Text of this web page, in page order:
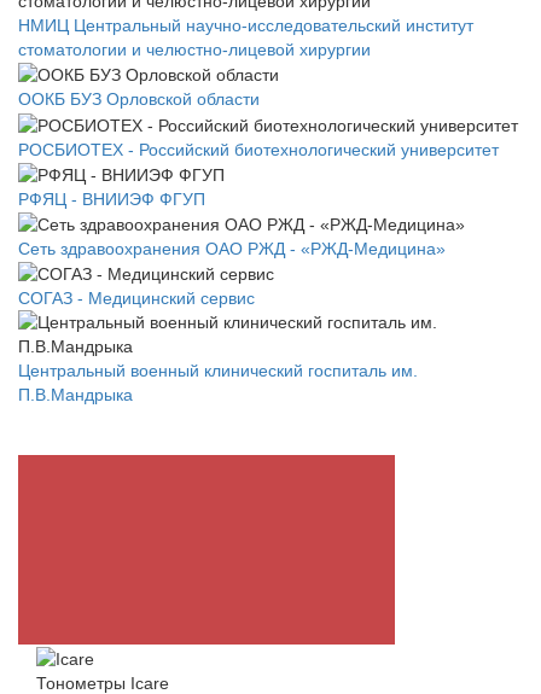
НМИЦ Центральный научно-исследовательский институт
стоматологии и челюстно-лицевой хирургии
ООКБ БУЗ Орловской области
РОСБИОТЕХ - Российский биотехнологический университет
РФЯЦ - ВНИИЭФ ФГУП
Сеть здравоохранения ОАО РЖД - «РЖД-Медицина»
СОГАЗ - Медицинский сервис
Центральный военный клинический госпиталь им.
П.В.Мандрыка
Тонометры Icare